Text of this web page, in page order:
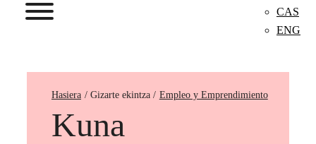
CAS
ENG
Hasiera Empleo y Emprendimiento
Kuna